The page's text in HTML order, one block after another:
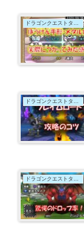
ドラゴンクエストタクト
ドラゴンクエストタクト